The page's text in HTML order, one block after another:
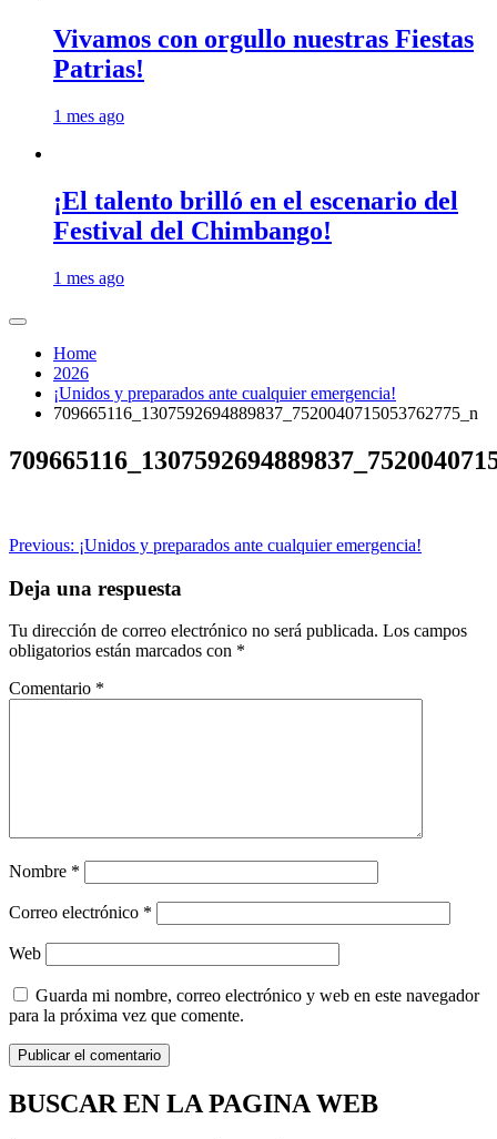
Vivamos con orgullo nuestras Fiestas
Patrias!
1 mes ago
¡El talento brilló en el escenario del
Festival del Chimbango!
1 mes ago
Home
2026
¡Unidos y preparados ante cualquier emergencia!
709665116_1307592694889837_7520040715053762775_n
Navegación
de
entradas
Previous: ¡Unidos y preparados ante cualquier emergencia!
Deja una respuesta
Tu dirección de correo electrónico no será publicada. Los campos
obligatorios están marcados con *
Comentario *
Nombre *
Correo electrónico *
Web
Guarda mi nombre, correo electrónico y web en este navegador
para la próxima vez que comente.
BUSCAR EN LA PAGINA WEB